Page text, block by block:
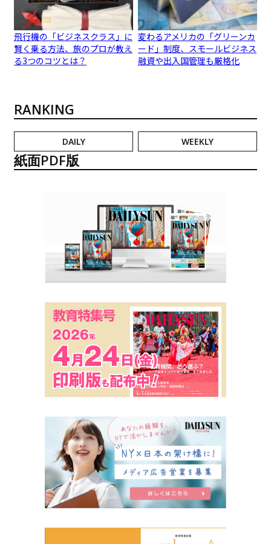
飛行機の「ビジネスクラス」に
賢く乗る方法、旅のプロが教え
る3つのコツとは？
変わるアメリカの「グリーンカ
ード」制度、スモールビジネス
融資や出入国管理も厳格化
RANKING
DAILY WEEKLY
紙面PDF版